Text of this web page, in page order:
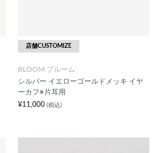
店舗CUSTOMIZE
BLOOM ブルーム
シルバー イエローゴールドメッキ イヤ
ーカフ※片耳用
¥11,000 (税込)